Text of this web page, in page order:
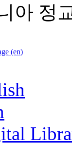
아 정
(en)